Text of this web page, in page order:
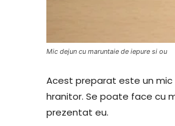
Mic dejun cu maruntaie de iepure si ou
Acest preparat este un
hranitor. Se poate face cu
prezentat eu.